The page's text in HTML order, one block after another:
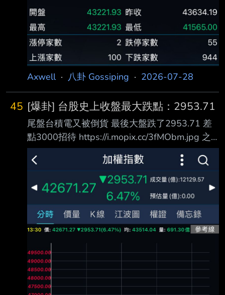
Axwell· 八卦 Gossiping · 2026-07-28
45 [爆卦] 台股史上收盤最大跌點：2953.71
尾盤台積電又被倒貨 最後大盤跌了2953.71 差
點3000招待 https://i.mopix.cc/3fMObm.jpg 之
前的紀錄是2065 最大盤中跌幅+收盤跌幅一次
破 https://i.mopix.cc/uGNjjv.jpg 破紀錄啦！ 台積
法說變法會 請大家關心身邊的炒股仔 QQ --